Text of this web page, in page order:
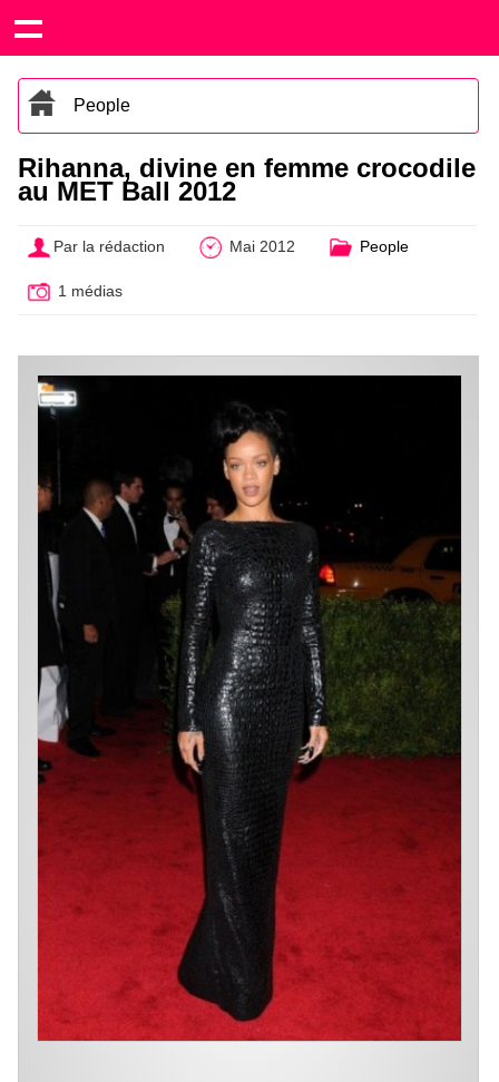
People
Rihanna, divine en femme crocodile
au MET Ball 2012
Par la rédaction Mai 2012 People
1 médias